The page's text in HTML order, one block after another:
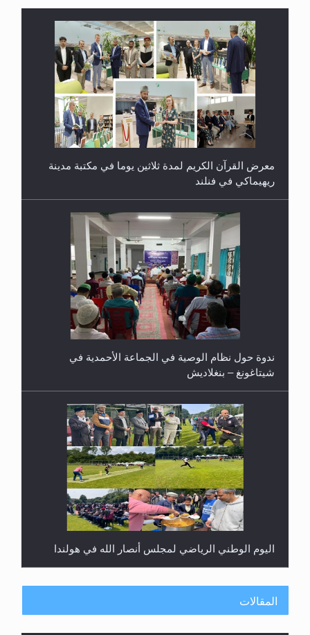
معرض القرآن الكريم لمدة ثلاثين يوما في مكتبة مدينة
ريهيماكي في فنلند
ندوة حول نظام الوصية في الجماعة الأحمدية في
شيتاغونغ – بنغلاديش
اليوم الوطني الرياضي لمجلس أنصار الله في هولندا
المقالات